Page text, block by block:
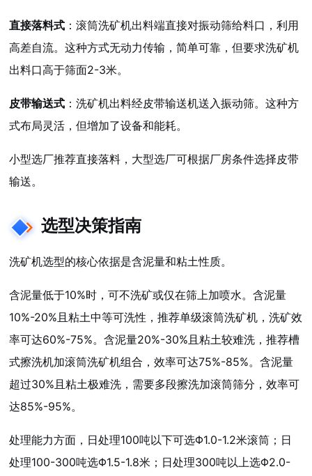
直接落料式 ：滚筒洗矿机出料端直接对振动筛给料口，利用
高差自流。这种方式无动力传输，简单可靠，但要求洗矿机
出料口高于筛面2-3米。
皮带输送式 ：洗矿机出料经皮带输送机送入振动筛。这种方
式布局灵活，但增加了设备和能耗。
小型选厂推荐直接落料，大型选厂可根据厂房条件选择皮带
输送。
选型决策指南
洗矿机选型的核心依据是含泥量和粘土性质。
含泥量低于10%时，可不洗矿或仅在筛上加喷水。含泥量
10%-20%且粘土中等可洗性，推荐单级滚筒洗矿机，洗矿效
率可达60%-75%。含泥量20%-30%且粘土较难洗，推荐槽
式擦洗机加滚筒洗矿机组合，效率可达75%-85%。含泥量
超过30%且粘土极难洗，需要多段擦洗加滚筒筛分，效率可
达85%-95%。
处理能力方面，日处理100吨以下可选Φ1.0-1.2米滚筒；日
处理100-300吨选Φ1.5-1.8米；日处理300吨以上选Φ2.0-